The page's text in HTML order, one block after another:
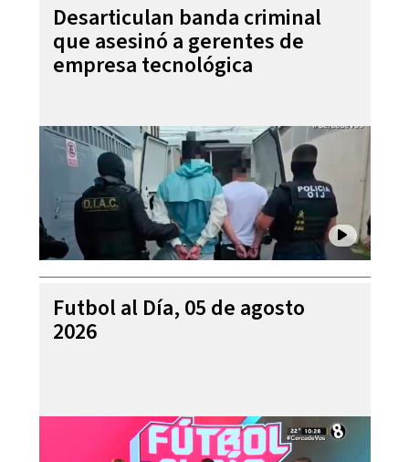
Desarticulan banda criminal
que asesinó a gerentes de
empresa tecnológica
Futbol al Día, 05 de agosto
2026